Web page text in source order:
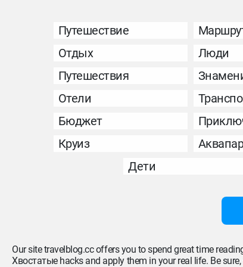
Путешествие
Отдых
Люди
Путешествия
Отели
Бюджет
Круиз
Дети
Our site travelblog.cc offers you to spend great time
Хвостатые hacks and apply them in your real life. Be